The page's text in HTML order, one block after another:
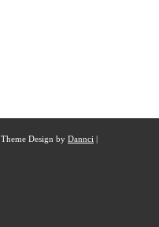
Theme Design by Dannci |